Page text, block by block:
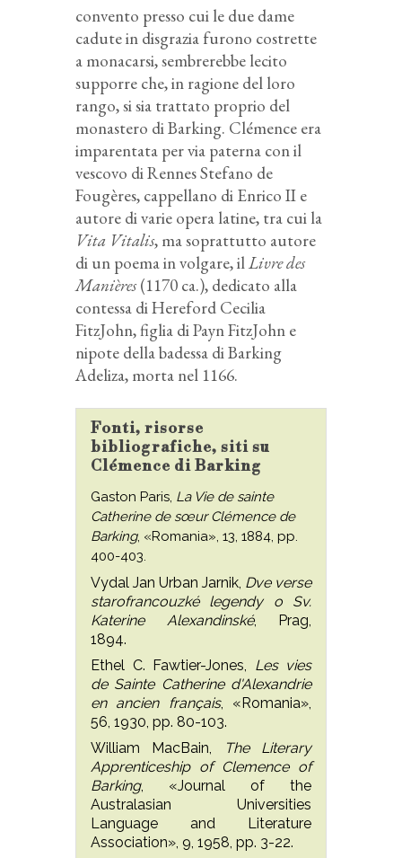
convento presso cui le due dame
cadute in disgrazia furono costrette
a monacarsi, sembrerebbe lecito
supporre che, in ragione del loro
rango, si sia trattato proprio del
monastero di Barking. Clémence era
imparentata per via paterna con il
vescovo di Rennes Stefano de
Fougères, cappellano di Enrico II e
autore di varie opera latine, tra cui la
Vita Vitalis, ma soprattutto autore
di un poema in volgare, ilLivre des
Manières(1170 ca.), dedicato alla
contessa di Hereford Cecilia
FitzJohn, figlia di Payn FitzJohn e
nipote della badessa di Barking
Adeliza, morta nel 1166.
Fonti, risorse
bibliografiche, siti su
Clémence di Barking
Gaston Paris, La Vie de sainte
Catherine de sœur Clémence de
Barking, «Romania», 13, 1884, pp.
400-403.
Vydal Jan Urban Jarnik, Dve verse
starofrancouzké legendy o Sv.
Katerine Alexandinské, Prag,
1894.
Ethel C. Fawtier-Jones, Les vies
de Sainte Catherine d'Alexandrie
en ancien français, «Romania»,
56, 1930, pp. 80-103.
William MacBain,
The Literary
Apprenticeship of Clemence of
Barking, «Journal of the
Australasian Universities
Language and Literature
Association», 9, 1958, pp. 3-22.